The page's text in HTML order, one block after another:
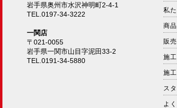
岩手県奥州市水沢神明町2-4-1
TEL.0197-34-3222
一関店
〒021-0055
岩手県一関市山目字泥田33-2
TEL.0191-34-5880
私
商
販
施
施
ス
よ